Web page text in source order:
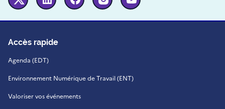
Accès rapide
Agenda (EDT)
Environnement Numérique de Travail (ENT)
Valoriser vos événements